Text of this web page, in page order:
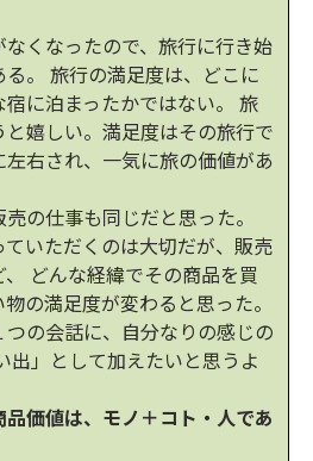
くなったので、旅行に行き始
。 旅行の満足度は、どこに
に泊まったかではない。 旅
嬉しい。満足度はその旅行で
右され、一気に旅の価値があ
の仕事も同じだと思った。
いただくのは大切だが、販売
どんな経緯でその商品を買
の満足度が変わると思った。
の会話に、自分なりの感じの
出」として加えたいと思うよ
価値は、モノ＋コト・人であ